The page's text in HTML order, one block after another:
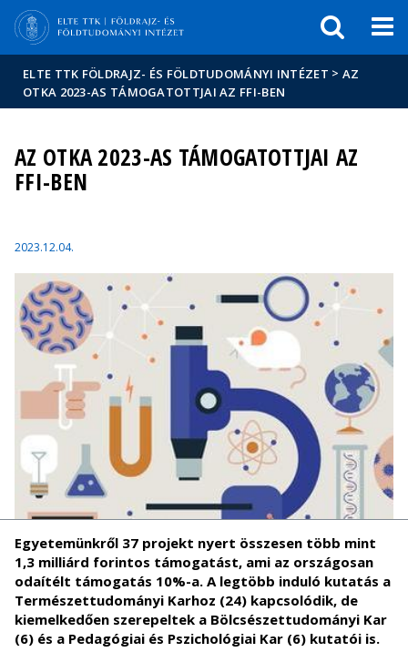
Hírek
Események
ELTE a
sajtóban
ELTE TTK FÖLDRAJZ- ÉS FÖLDTUDOMÁNYI INTÉZET > AZ
OTKA 2023-AS TÁMOGATOTTJAI AZ FFI-BEN
AZ OTKA 2023-AS TÁMOGATOTTJAI AZ
FFI-BEN
2023.12.04.
Egyetemünkről 37 projekt nyert összesen több mint
1,3 milliárd forintos támogatást, ami az országosan
odaítélt támogatás 10%-a. A legtöbb induló kutatás a
Természettudományi Karhoz (24) kapcsolódik, de
kiemelkedően szerepeltek a Bölcsészettudományi Kar
(6) és a Pedagógiai és Pszichológiai Kar (6) kutatói is.